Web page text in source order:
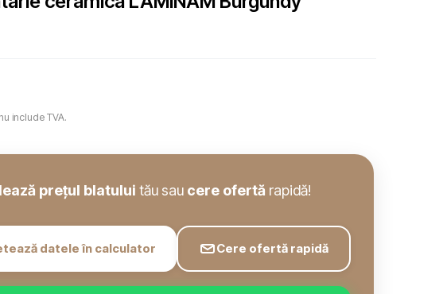
include TVA.
prețul blatului tău sau cere ofertă rapidă!
datele în calculator Cere ofertă rapidă